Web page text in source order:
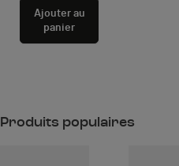
Ajouter au
panier
Produits populaires